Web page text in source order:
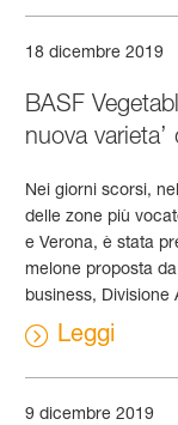
18 dicembre 2019
BASF
nuova
Nei giorni scorsi,
delle zone più
e Verona, è stata
melone proposta
business, Divisione
Leggi
9 dicembre 2019